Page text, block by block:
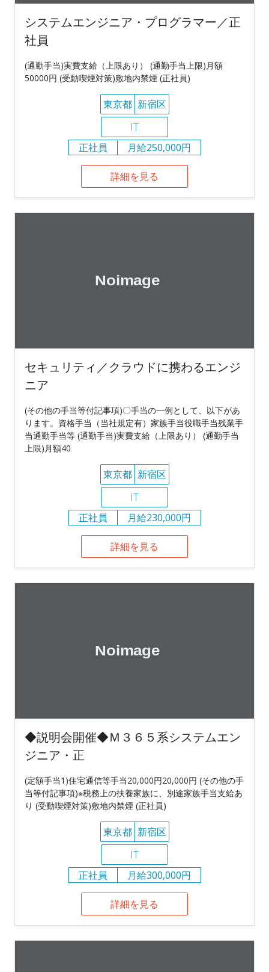
システムエンジニア・プログラマー／正
社員
(通勤手当)実費支給（上限あり） (通勤手当上限)月額
50000円 (受動喫煙対策)敷地内禁煙 (正社員)
東京都 新宿区
IT
正社員
月給250,000円
詳細を見る
セキュリティ／クラウドに携わるエンジ
ニア
(その他の手当等付記事項)〇手当の一例として、以下があ
ります。資格手当（当社規定有）家族手当役職手当残業手
当通勤手当等 (通勤手当)実費支給（上限あり） (通勤手当
上限)月額40
東京都 新宿区
IT
正社員
月給230,000円
詳細を見る
◆説明会開催◆Ｍ３６５系システムエン
ジニア・正
(定額手当1)住宅通信等手当20,000円20,000円 (その他の手
当等付記事項)※税務上の扶養家族に、別途家族手当支給あ
り (受動喫煙対策)敷地内禁煙 (正社員)
東京都 新宿区
IT
正社員
月給300,000円
詳細を見る